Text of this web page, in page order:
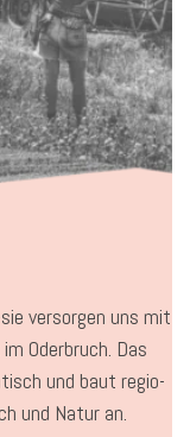
versorgen uns mit
Oderbruch. Das
und baut regio-
und Natur an.